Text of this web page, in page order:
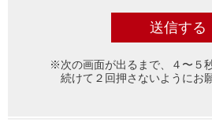
※次の画面が出るまで、４〜５
続けて２回押さないようにお